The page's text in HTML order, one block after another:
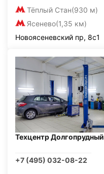
Тёплый Стан(930 м)
Ясенево(1,35 км)
Новоясеневский пр, 8с1
Техцентр Долгопрудный
+7 (495) 032-08-22